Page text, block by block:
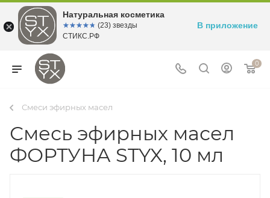
0
Смеси эфирных масел
Смесь эфирных масел
ФОРТУНА STYX, 10 мл
Натуральная косметика
☆☆☆☆☆
★★★★★ (23) звезды
СТИКС.РФ
В приложение